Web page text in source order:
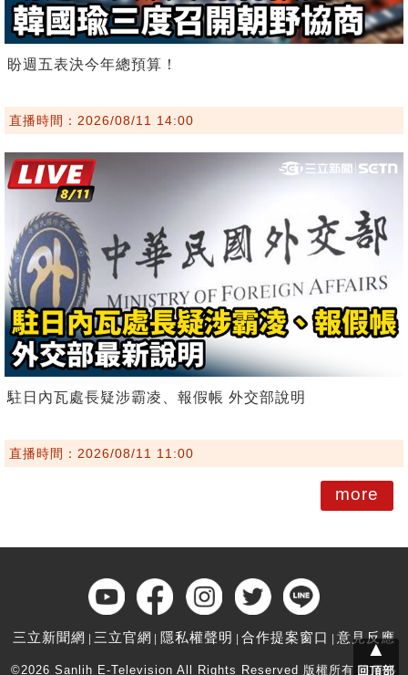
盼週五表決今年總預算！
直播時間：2026/08/11 14:00
駐日內瓦處長疑涉霸凌、報假帳 外交部說明
直播時間：2026/08/11 11:00
more
三立新聞網 三立官網 隱私權聲明 合作提案窗口 意見反應
©2026 Sanlih E-Television All Rights Reserved 版權所有 盜用必
▲
回頂部